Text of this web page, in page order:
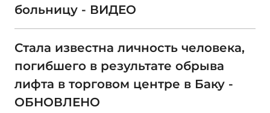
больницу - ВИДЕО
Стала известна личность человека,
погибшего в результате обрыва
лифта в торговом центре в Баку -
ОБНОВЛЕНО